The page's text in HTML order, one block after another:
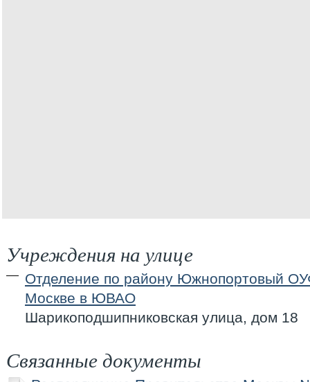
Учреждения на улице
Отделение по району Южнопортовый
Москве в ЮВАО
Шарикоподшипниковская улица, дом 18
Связанные документы